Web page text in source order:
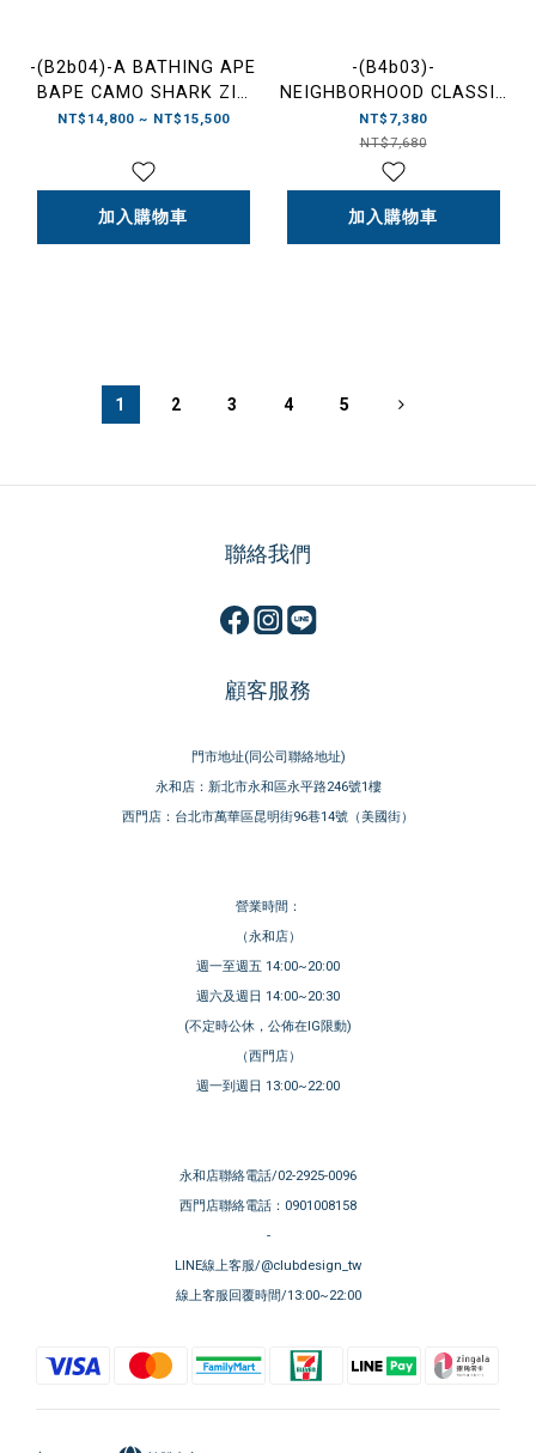
-(B2b04)-A BATHING APE
BAPE CAMO SHARK ZIP
UP HOODIE 鯊魚外套 黑迷
彩-001ZPM201002
NT$14,800 ~ NT$15,500
加入購物車
-(B4b03)-
NEIGHBORHOOD CLASSIC
SWEAT ZIP HOODIE LS
NBHD FW25 文字LOGO 連
帽外套-252UWNH-CSM03
NT$7,380
NT$7,680
加入購物車
1 2 3 4 5
聯絡我們
顧客服務
門市地址(同公司聯絡地址)
永和店：新北市永和區永平路246號1樓
西門店：台北市萬華區昆明街96巷14號（美國街）
營業時間：
（永和店）
週一至週五 14:00~20:00
週六及週日 14:00~20:30
(不定時公休，公佈在IG限動)
（西門店）
週一到週日 13:00~22:00
永和店聯絡電話/02-2925-0096
西門店聯絡電話：0901008158
-
LINE線上客服/@clubdesign_tw
線上客服回覆時間/13:00~22:00